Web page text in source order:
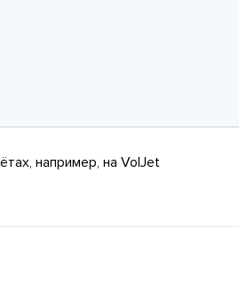
например, на VolJet